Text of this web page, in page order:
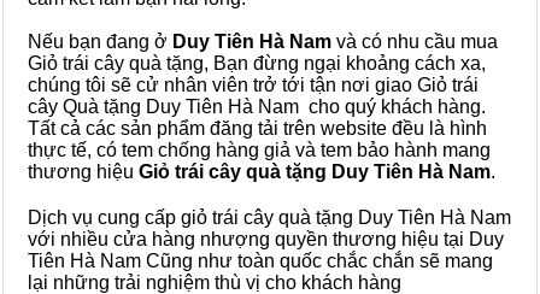
Nếu bạn đang ở Duy Tiên Hà Nam và có nhu cầu mua
Giỏ trái cây quà tặng, Bạn đừng ngại khoảng cách xa,
chúng tôi sẽ cử nhân viên trở tới tận nơi giao Giỏ trái
cây Quà tặng Duy Tiên Hà Nam cho quý khách hàng.
Tất cả các sản phẩm đăng tải trên website đều là hình
thực tế, có tem chống hàng giả và tem bảo hành mang
thương hiệu Giỏ trái cây quà tặng Duy Tiên Hà Nam.
Dịch vụ cung cấp giỏ trái cây quà tặng Duy Tiên Hà Nam
với nhiều cửa hàng nhượng quyền thương hiệu tại Duy
Tiên Hà Nam Cũng như toàn quốc chắc chắn sẽ mang
lại những trải nghiệm thù vị cho khách hàng